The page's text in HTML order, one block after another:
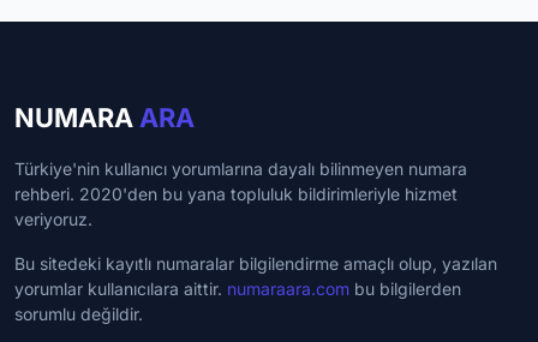
NUMARA ARA
Türkiye'nin kullanıcı yorumlarına dayalı bilinmeyen numara
rehberi. 2020'den bu yana topluluk bildirimleriyle hizmet
veriyoruz.
Bu sitedeki kayıtlı numaralar bilgilendirme amaçlı olup, yazılan
yorumlar kullanıcılara aittir. numaraara.com bu bilgilerden
sorumlu değildir.